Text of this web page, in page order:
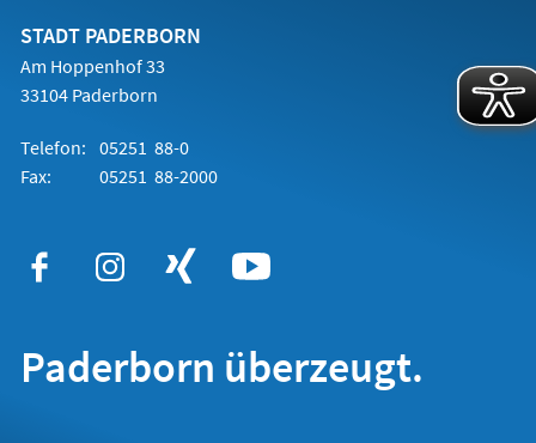
STADT PADERBORN
Am Hoppenhof 33
33104 Paderborn
Telefon: 05251 88-0
Fax:
05251 88-2000
Paderborn überzeugt.